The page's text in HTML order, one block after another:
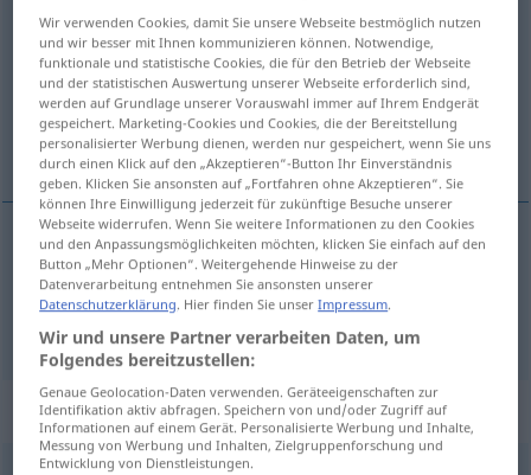
mediana [meˈðĭana]f
Übersicht aller Übersetzungen
(Für mehr Details die Übersetzung anklicken/antippen)
Seitenhalbierende, Mittelstreifen
Seitenhalbierendef mediana MAT
Mittelstreifen autopista
Beispielsätze für "mediana"
Wir verwenden Cookies, damit Sie unsere Webseite bestmöglich nutzen
und wir besser mit Ihnen kommunizieren können. Notwendige,
funktionale und statistische Cookies, die für den Betrieb der Webseite
und der statistischen Auswertung unserer Webseite erforderlich sind,
werden auf Grundlage unserer Vorauswahl immer auf Ihrem Endgerät
gespeichert. Marketing-Cookies und Cookies, die der Bereitstellung
personalisierter Werbung dienen, werden nur gespeichert, wenn Sie uns
durch einen Klick auf den „Akzeptieren“-Button Ihr Einverständnis
geben. Klicken Sie ansonsten auf „Fortfahren ohne Akzeptieren“. Sie
können Ihre Einwilligung jederzeit für zukünftige Besuche unserer
Webseite widerrufen. Wenn Sie weitere Informationen zu den Cookies
und den Anpassungsmöglichkeiten möchten, klicken Sie einfach auf den
Button „Mehr Optionen“. Weitergehende Hinweise zu der
Datenverarbeitung entnehmen Sie ansonsten unserer
Datenschutzerklärung. Hier finden Sie unserImpressum.
Wir und unsere Partner verarbeiten Daten, um
Folgendes bereitzustellen:
Genaue Geolocation-Daten verwenden. Geräteeigenschaften zur
Identifikation aktiv abfragen. Speichern von und/oder Zugriff auf
Informationen auf einem Gerät. Personalisierte Werbung und Inhalte,
Messung von Werbung und Inhalten, Zielgruppenforschung und
Entwicklung von Dienstleistungen.